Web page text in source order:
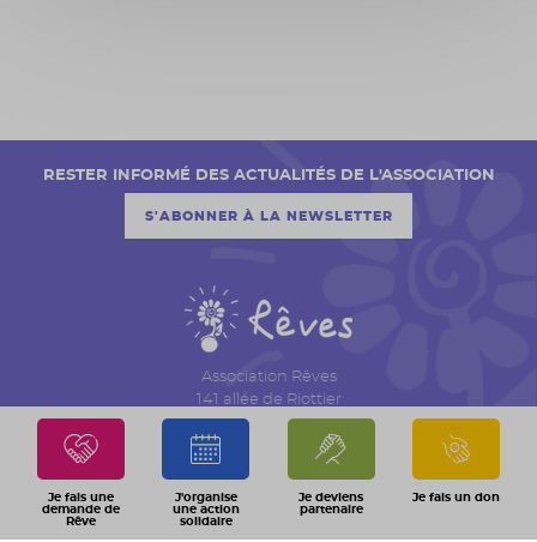
Je fais une
demande de
Rêve
J'organise
une action
solidaire
Je deviens
partenaire
Je fais un don
Association Rêves
141 allée de Riottier
CS 7007 – Limas
69651 Villefranche sur Saône Cedex
04 74 06 30 00
RESTER INFORMÉ DES ACTUALITÉS DE L'ASSOCIATION
S'ABONNER À LA NEWSLETTER